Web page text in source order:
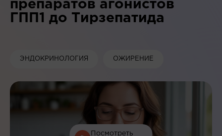
препаратов агонистов
ГПП1 до Тирзепатида
ЭНДОКРИНОЛОГИЯ ОЖИРЕНИЕ
Посмотреть